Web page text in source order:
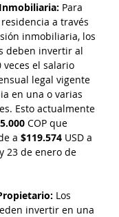
Para
a través
inmobiliaria, los
deben invertir al
veces el salario
legal vigente
en una o varias
Esto actualmente
COP que
a $119.574 USD a
23 de enero de
Los
invertir en una